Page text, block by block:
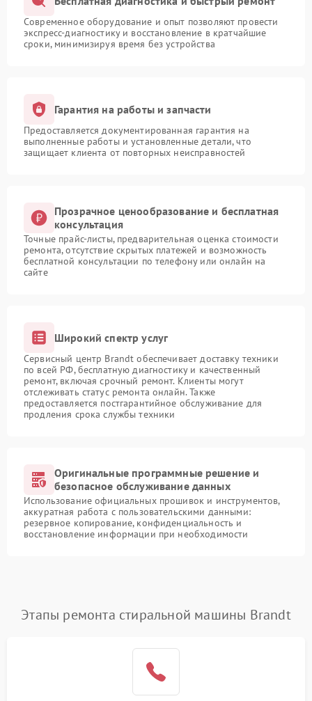
Современное оборудование и опыт позволяют провести
экспресс-диагностику и восстановление в кратчайшие
сроки, минимизируя время без устройства
Гарантия на работы и запчасти
Предоставляется документированная гарантия на
выполненные работы и установленные детали, что
защищает клиента от повторных неисправностей
Прозрачное ценообразование и бесплатная
консультация
Точные прайс-листы, предварительная оценка стоимости
ремонта, отсутствие скрытых платежей и возможность
бесплатной консультации по телефону или онлайн на
сайте
Широкий спектр услуг
Сервисный центр Brandt обеспечивает доставку техники
по всей РФ, бесплатную диагностику и качественный
ремонт, включая срочный ремонт. Клиенты могут
отслеживать статус ремонта онлайн. Также
предоставляется постгарантийное обслуживание для
продления срока службы техники
Оригинальные программные решение и
безопасное обслуживание данных
Использование официальных прошивок и инструментов,
аккуратная работа с пользовательскими данными:
резервное копирование, конфиденциальность и
восстановление информации при необходимости
Этапы ремонта стиральной машины Brandt